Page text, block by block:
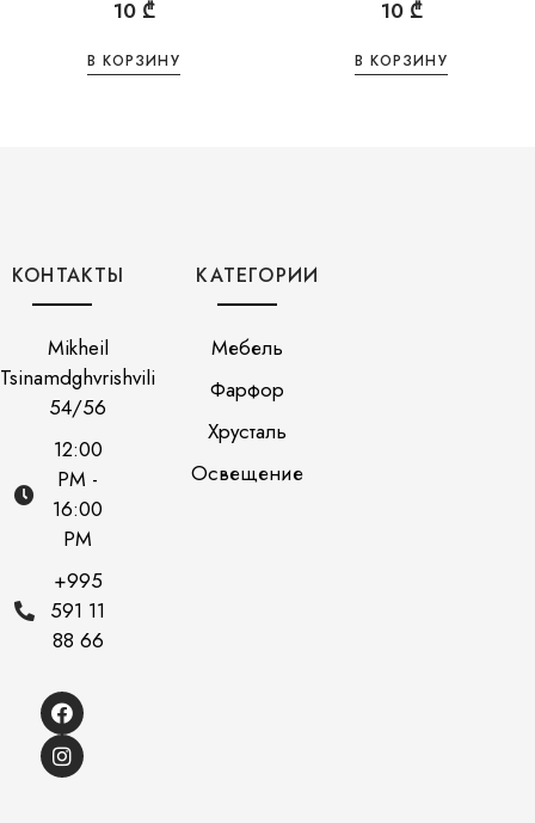
10 ₾
В КОРЗИНУ
10 ₾
В КОРЗИНУ
КОНТАКТЫ
Mikheil
Tsinamdghvrishvili
54/56
12:00
PM -
16:00
PM
+995
591 11
88 66
КАТЕГОРИИ
Мебель
Фарфор
Хрусталь
Освещение